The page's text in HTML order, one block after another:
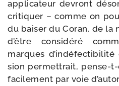
appli­ca­teur devront
cri­ti­quer – comme on
du bai­ser du Coran, de la
d’être consi­dé­ré
marques
sion per­met­trait, pense-​
faci­le­ment par voie